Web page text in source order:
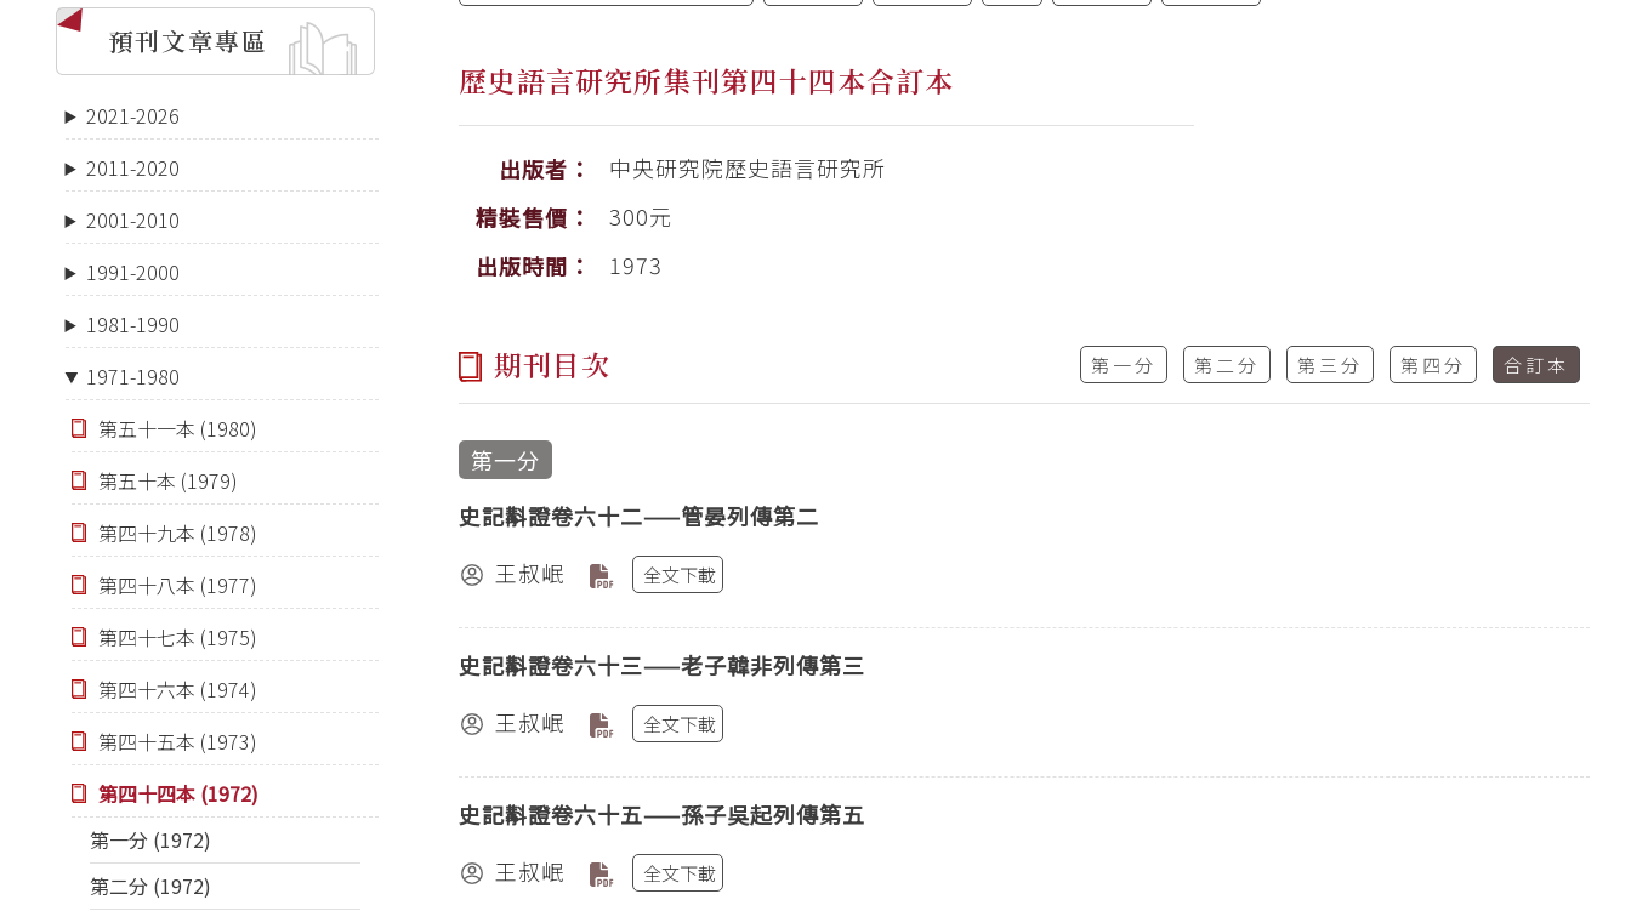
預刊文章專區
2021-2026
2011-2020
2001-2010
1991-2000
1981-1990
1971-1980
第五十一本 (1980)
第五十本 (1979)
第四十九本 (1978)
第四十八本 (1977)
第四十七本 (1975)
第四十六本 (1974)
第四十五本 (1973)
第四十四本 (1972)
第一分 (1972)
第二分 (1972)
歷史語言研究所集刊第四十四本合訂本
出版者：
中央研究院歷史語言研究所
精裝售價：
300元
出版時間：
1973
期刊目次 第一分 第二分 第三分 第四分 合訂本
第一分
史記斠證卷六十二——管晏列傳第二
王叔岷
全文下載
史記斠證卷六十三——老子韓非列傳第三
王叔岷
全文下載
史記斠證卷六十五——孫子吳起列傳第五
王叔岷
全文下載